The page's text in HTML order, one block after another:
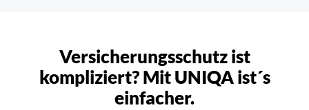
Versicherungsschutz ist
kompliziert? Mit UNIQA ist´s
einfacher.